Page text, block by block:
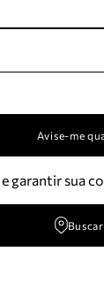
Avise-me
e garantir sua